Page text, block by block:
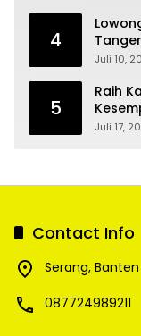
4
SMK
Juli 10,
5
Raih
Juli 17,
Contact Info
Serang, Banten
087724989211